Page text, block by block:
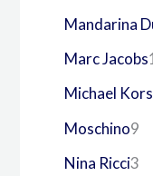
Mandarina
Marc Jacobs
Michael Kors
Moschino9
Nina Ricci3